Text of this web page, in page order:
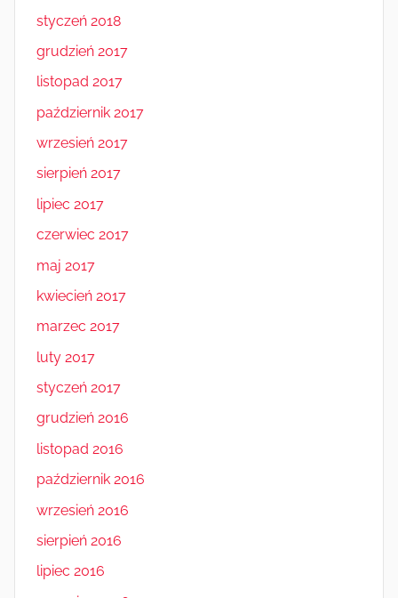
styczeń 2018
grudzień 2017
listopad 2017
październik 2017
wrzesień 2017
sierpień 2017
lipiec 2017
czerwiec 2017
maj 2017
kwiecień 2017
marzec 2017
luty 2017
styczeń 2017
grudzień 2016
listopad 2016
październik 2016
wrzesień 2016
sierpień 2016
lipiec 2016